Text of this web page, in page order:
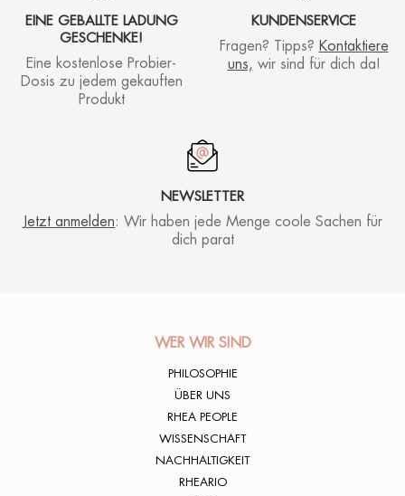
EINE GEBALLTE LADUNG
GESCHENKE!
Eine kostenlose Probier-
Dosis zu jedem gekauften
Produkt
KUNDENSERVICE
Fragen? Tipps? Kontaktiere
uns, wir sind für dich da!
NEWSLETTER
Jetzt anmelden: Wir haben jede Menge coole Sachen für
dich parat
WER WIR SIND
PHILOSOPHIE
ÜBER UNS
RHEA PEOPLE
WISSENSCHAFT
NACHHALTIGKEIT
RHEARIO